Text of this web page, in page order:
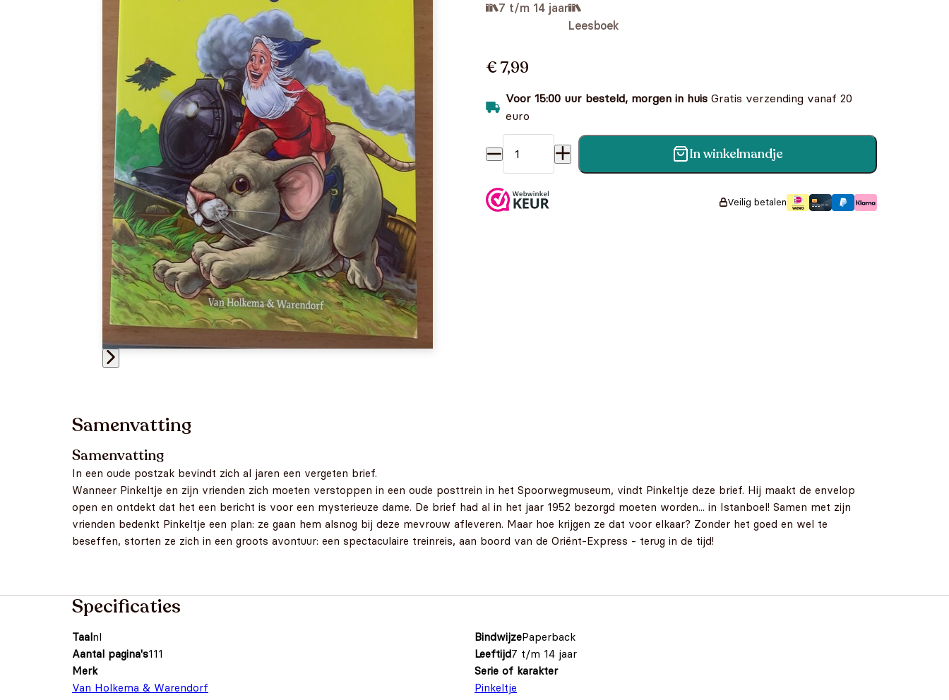
7 t/m 14 jaar
Leesboek
€ 7,99
Voor 15:00 uur besteld, morgen in huis Gratis verzending vanaf 20
euro
Pinkeltje in het Spoorwegmuseum aantalIn winkelmandje
Veilig betalen
Samenvatting
Samenvatting
In een oude postzak bevindt zich al jaren een vergeten brief.
Wanneer Pinkeltje en zijn vrienden zich moeten verstoppen in een oude posttrein in het Spoorwegmuseum, vindt Pinkeltje deze brief. Hij maakt de envelop
open en ontdekt dat het een bericht is voor een mysterieuze dame. De brief had al in het jaar 1952 bezorgd moeten worden... in Istanboel! Samen met zijn
vrienden bedenkt Pinkeltje een plan: ze gaan hem alsnog bij deze mevrouw afleveren. Maar hoe krijgen ze dat voor elkaar? Zonder het goed en wel te
beseffen, storten ze zich in een groots avontuur: een spectaculaire treinreis, aan boord van de Oriënt-Express - terug in de tijd!
Specificaties
Taalnl BindwijzePaperback
Aantal pagina's111 Leeftijd7 t/m 14 jaar
Merk
Van Holkema & Warendorf
Serie of karakter
Pinkeltje